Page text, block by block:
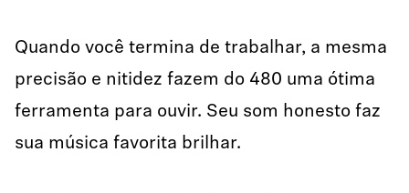
Quando você termina de trabalhar, a mesma
precisão e nitidez fazem do 480 uma ótima
ferramenta para ouvir. Seu som honesto faz
sua música favorita brilhar.